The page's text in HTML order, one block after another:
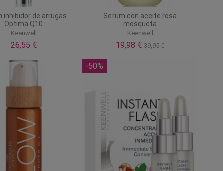
inhibidor de arrugas
Optima Q10
Keenwell
26,55 €
Serum con aceite rosa
mosqueta
Keenwell
19,98 €39,95 €
-50%